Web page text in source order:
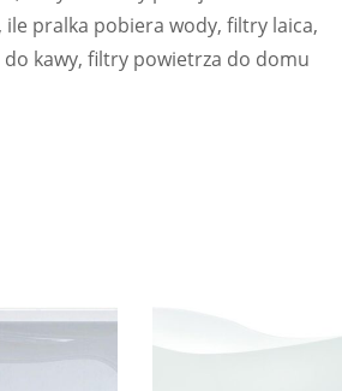
pralka pobiera wody, filtry laica,
do kawy, filtry powietrza do domu